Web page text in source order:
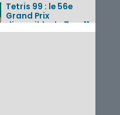
Tetris 99 : le 56e
Grand Prix
disponible du 7 au 11
août 2026 avec un